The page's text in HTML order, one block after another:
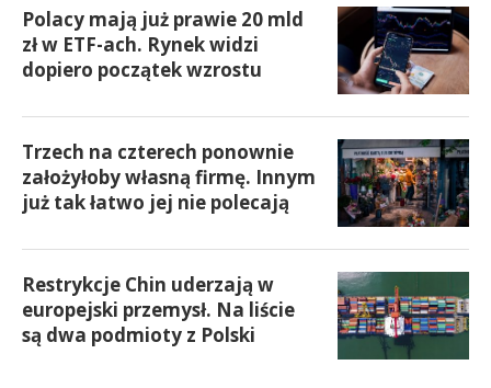
Polacy mają już prawie 20 mld
zł w ETF-ach. Rynek widzi
dopiero początek wzrostu
Trzech na czterech ponownie
założyłoby własną firmę. Innym
już tak łatwo jej nie polecają
Restrykcje Chin uderzają w
europejski przemysł. Na liście
są dwa podmioty z Polski